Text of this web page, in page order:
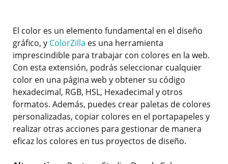
El color es un elemento fundamental en el diseño
gráfico, y ColorZilla es una herramienta
imprescindible para trabajar con colores en la web.
Con esta extensión, podrás seleccionar cualquier
color en una página web y obtener su código
hexadecimal, RGB, HSL, Hexadecimal y otros
formatos. Además, puedes crear paletas de colores
personalizadas, copiar colores en el portapapeles y
realizar otras acciones para gestionar de manera
eficaz los colores en tus proyectos de diseño.